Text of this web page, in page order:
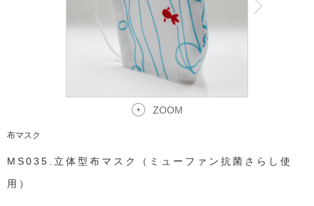
ZOOM
布マスク
MS035.立体型布マスク（ミューファン抗菌さらし使
用）